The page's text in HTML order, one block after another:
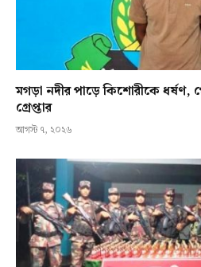
মগড়া নদীর পাড়ে কিশোরীকে ধর্ষণ,
গ্রেপ্তার
আগস্ট ৭, ২০২৬